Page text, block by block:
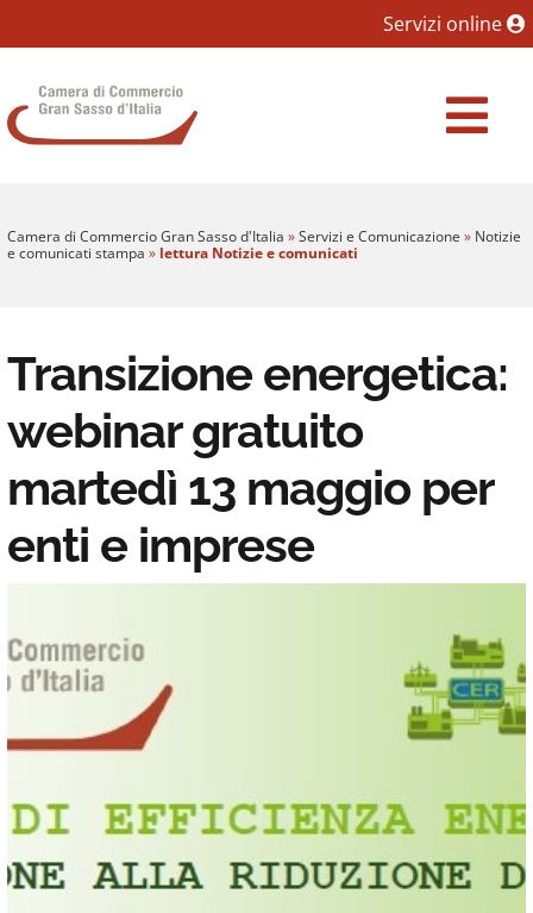
Vai al Contenuto principale della pagina
Servizi online
Camera di Commercio Gran Sasso d'Italia
Camera di Commercio Gran Sasso d'Italia »Servizi e Comunicazione » Notizie
e comunicati stampa » lettura Notizie e comunicati
Transizione energetica:
webinar gratuito
martedì 13 maggio per
enti e imprese